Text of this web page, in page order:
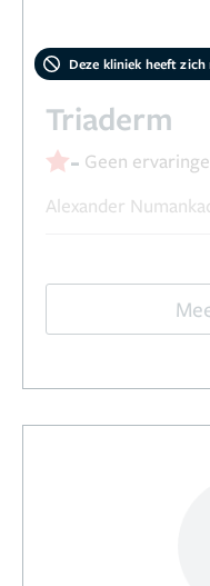
Deze kliniek heeft
Triaderm
- Geen
Alexander